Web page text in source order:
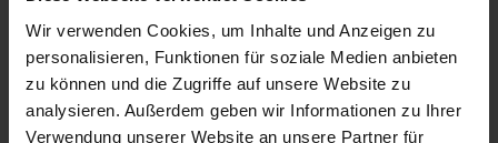
Wir verwenden Cookies, um Inhalte und Anzeigen zu
personalisieren, Funktionen für soziale Medien anbieten
zu können und die Zugriffe auf unsere Website zu
analysieren. Außerdem geben wir Informationen zu Ihrer
Verwendung unserer Website an unsere Partner für
€74.97
Prices incl. VAT, plus shipping costs